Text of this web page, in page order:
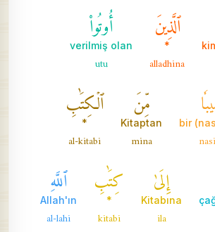
ٱلَّذِينَ
*
alladhina
أُوتُواْ
verilmiş olan
utu
bir
مِّنَ
Kitaptan
mina
ٱلۡكِتَٰبِ
*
al-kitabi
إِلَىٰ
Kitabına
ila
كِتَٰبِ
*
kitabi
ٱللَّهِ
Allah'ın
al-lahi